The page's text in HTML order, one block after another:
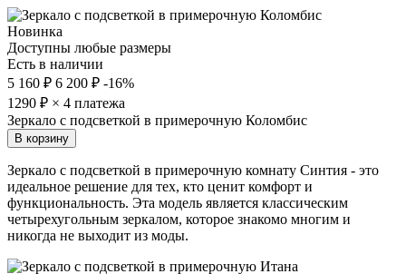
Новинка
Доступны любые размеры
Есть в наличии
5 160 ₽ 6 200 ₽ -16%
1290 ₽ × 4 платежа
Зеркало с подсветкой в примерочную Коломбис
В корзину
Зеркало с подсветкой в примерочную комнату Синтия - это
идеальное решение для тех, кто ценит комфорт и
функциональность. Эта модель является классическим
четырехугольным зеркалом, которое знакомо многим и
никогда не выходит из моды.